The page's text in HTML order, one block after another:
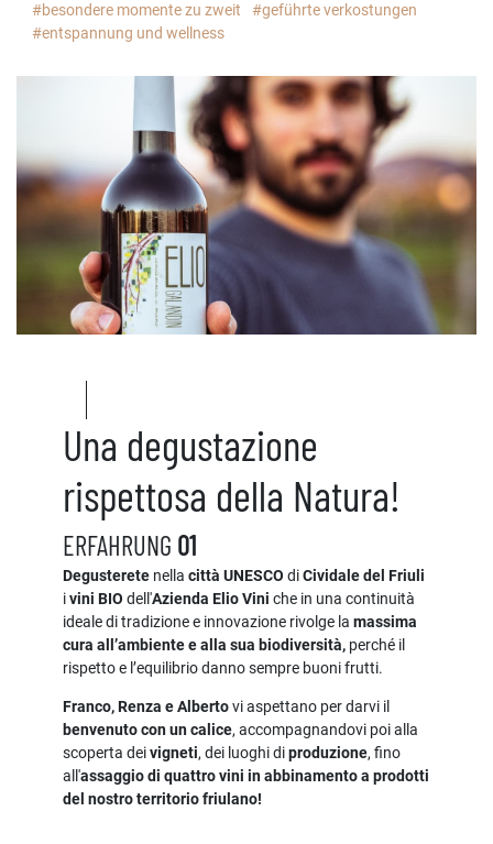
#besondere momente zu zweit
#geführte verkostungen
#entspannung und wellness
Una degustazione
rispettosa della Natura!
ERFAHRUNG 01
Degusterete nella città UNESCO diCividale del Friuli
ivini BIO dell'Azienda Elio Vini che in una continuità
ideale di tradizione e innovazione rivolge la massima
cura all’ambiente e alla sua biodiversità, perché il
rispetto e l’equilibrio danno sempre buoni frutti.
Franco, Renza e Albertovi aspettano per darvi il
benvenuto con un calice, accompagnandovi poi alla
scoperta deivigneti, dei luoghi diproduzione, fino
all'assaggio di quattro vini in abbinamento a prodotti
del nostro territorio friulano!